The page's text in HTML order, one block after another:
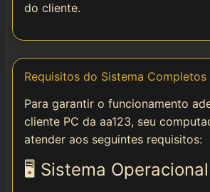
do cliente.
Requisitos do Sistema Completos
Para garantir o funcionamento
cliente PC da aa123, seu
atender aos seguintes requisitos:
🖥️ Sistema Operacional